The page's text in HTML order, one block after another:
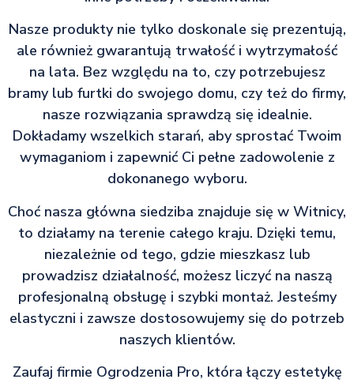
Nasze produkty nie tylko doskonale się prezentują,
ale również gwarantują trwałość i wytrzymałość
na lata. Bez względu na to, czy potrzebujesz
bramy lub furtki do swojego domu, czy też do firmy,
nasze rozwiązania sprawdzą się idealnie.
Dokładamy wszelkich starań, aby sprostać Twoim
wymaganiom i zapewnić Ci pełne zadowolenie z
dokonanego wyboru.
Choć nasza główna siedziba znajduje się w Witnicy,
to działamy na terenie całego kraju. Dzięki temu,
niezależnie od tego, gdzie mieszkasz lub
prowadzisz działalność, możesz liczyć na naszą
profesjonalną obsługę i szybki montaż. Jesteśmy
elastyczni i zawsze dostosowujemy się do potrzeb
naszych klientów.
Zaufaj firmie Ogrodzenia Pro, która łączy estetykę